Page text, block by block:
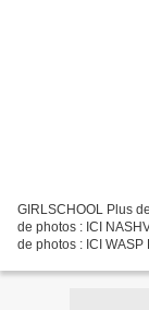
GIRLSCHOOL Plus
de photos : ICI
de photos : ICI WASP